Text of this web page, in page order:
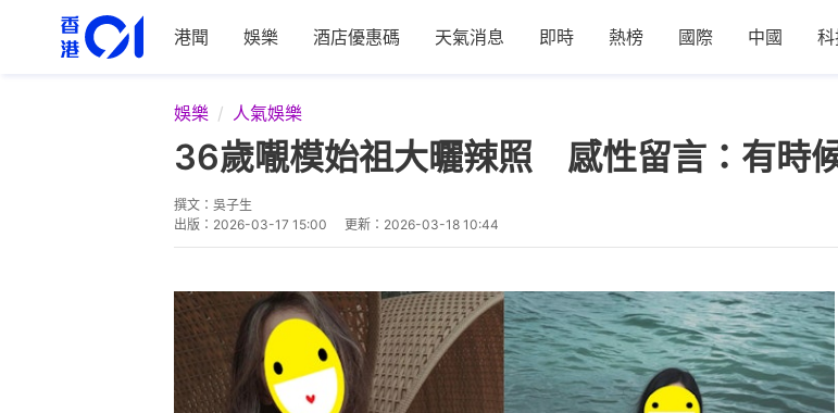
港聞 娛樂 酒店優惠碼 天氣消息 即時 熱榜 國際 中國 科
娛樂 人氣娛樂
36歲𡃁模始祖大曬辣照 感性留言：有時
撰文： 吳子生
出版： 2026-03-17 15:00 更新： 2026-03-18 10:44